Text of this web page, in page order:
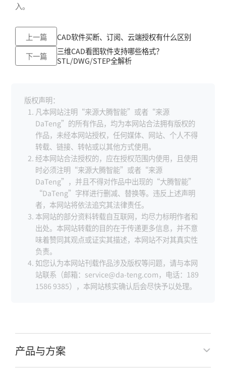
入。
上一篇
CAD软件买断、订阅、云端授权有什么区别
下一篇
三维CAD看图软件支持哪些格式？
STL/DWG/STEP全解析
版权声明：
凡本网站注明“来源大腾智能”或者“来源
DaTeng”的所有作品，均为本网站合法拥有版权的
作品，未经本网站授权，任何媒体、网站、个人不得
转载、链接、转帖或以其他方式使用。
经本网站合法授权的，应在授权范围内使用，且使用
时必须注明“来源大腾智能”或者“来源
DaTeng”，并且不得对作品中出现的“大腾智能”
“DaTeng”字样进行删减、替换等。违反上述声明
者，本网站将依法追究其法律责任。
本网站的部分资料转载自互联网，均尽力标明作者和
出处。本网站转载的目的在于传递更多信息，并不意
味着赞同其观点或证实其描述，本网站不对其真实性
负责。
如您认为本网站刊载作品涉及版权等问题，请与本网
站联系（邮箱：service@da-teng.com，电话：189
1586 9385），本网站核实确认后会尽快予以处理。
产品与方案